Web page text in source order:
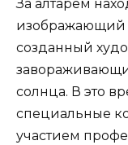
За алтарем
изображающий
созданный
солнца. В это
специальные
участием